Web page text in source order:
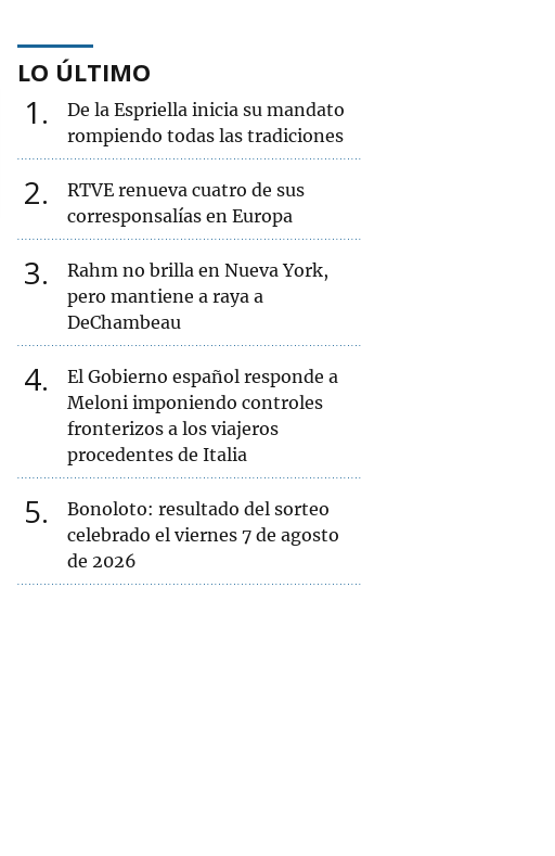
LO ÚLTIMO
1
De la Espriella inicia su mandato
rompiendo todas las tradiciones
2
RTVE renueva cuatro de sus
corresponsalías en Europa
3
Rahm no brilla en Nueva York,
pero mantiene a raya a
DeChambeau
4
El Gobierno español responde a
Meloni imponiendo controles
fronterizos a los viajeros
procedentes de Italia
5
Bonoloto: resultado del sorteo
celebrado el viernes 7 de agosto
de 2026